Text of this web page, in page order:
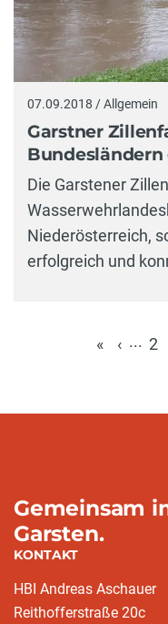
07.09.2018 / Allgemein
Garstner
Die Garstener
Niederösterreich,
erfolgreich und
« ‹ ... 2
Gemeinsam
Garsten.
KONTAKT
HBI Andreas Aschauer
Reithofferstraße 20c